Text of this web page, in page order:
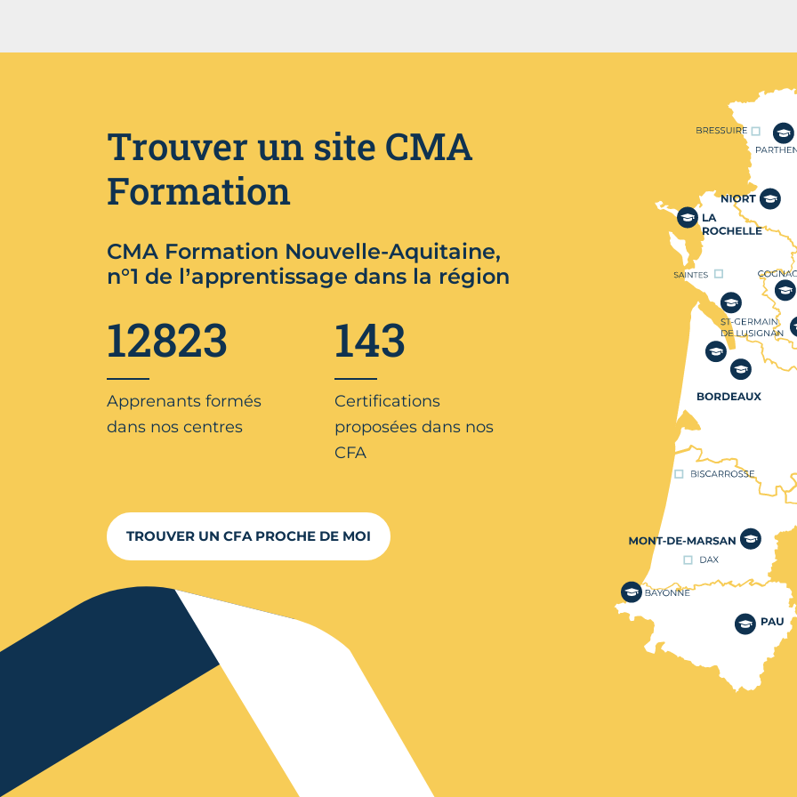
Nos centres de
Trouver un site CMA
Formation
CMA Formation Nouvelle-Aquitaine,
n°1 de l’apprentissage dans la région
12823
Apprenants formés
dans nos centres
143
Certifications
proposées dans nos
CFA
TROUVER UN CFA PROCHE DE MOI